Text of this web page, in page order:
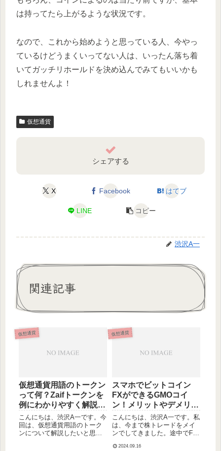
は持ってたら上がるような状況です。
なので、これから始めようと思っている人、今やっ
ているけどうまくいってない人は、いったん落ち着
いてガッチリホールドを決め込んでみてもいいかも
しれませんよ！
仮想通貨
シェアする
X Facebook はてブ
LINE コピー
渋沢A一
関連記事
仮想通貨
仮想通貨用語のトークン
って何？Zaifトークンを
例にわかりやすく解説す
るよ！
こんにちは、渋沢A一です。今
回は、仮想通貨用語のトーク
ンについて解説したいと思い
仮想通貨
スマホでビットコイン
FXができるGMOコイ
ン！メリットやデメリッ
トを紹介します。
こんにちは、渋沢A一です。私
は、今まで株トレードをメイ
ンでしてきました。途中でFX
本株一筋でやってきました。
2024.09.16